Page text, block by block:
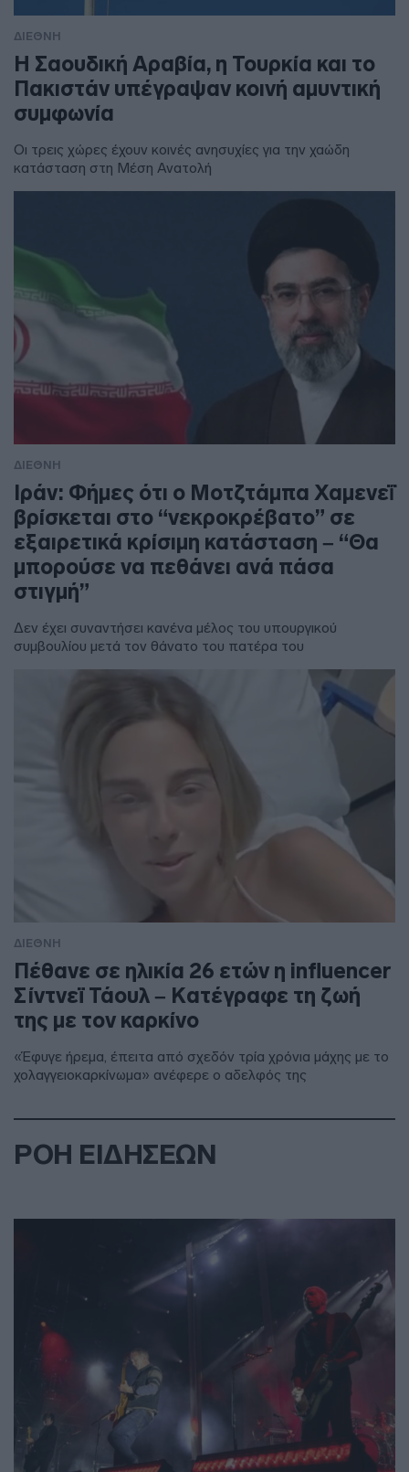
ΔΙΕΘΝΗ
Η Σαουδική Αραβία, η Τουρκία και το
Πακιστάν υπέγραψαν κοινή αμυντική
συμφωνία
Οι τρεις χώρες έχουν κοινές ανησυχίες για την χαώδη
κατάσταση στη Μέση Ανατολή
ΔΙΕΘΝΗ
Ιράν: Φήμες ότι ο Μοτζτάμπα Χαμενεΐ
βρίσκεται στο “νεκροκρέβατο” σε
εξαιρετικά κρίσιμη κατάσταση – “Θα
μπορούσε να πεθάνει ανά πάσα
στιγμή”
Δεν έχει συναντήσει κανένα μέλος του υπουργικού
συμβουλίου μετά τον θάνατο του πατέρα του
ΔΙΕΘΝΗ
Πέθανε σε ηλικία 26 ετών η influencer
Σίντνεϊ Τάουλ – Kατέγραφε τη ζωή
της με τον καρκίνο
«Έφυγε ήρεμα, έπειτα από σχεδόν τρία χρόνια μάχης με το
χολαγγειοκαρκίνωμα» ανέφερε ο αδελφός της
ΡΟΗ ΕΙΔΗΣΕΩΝ